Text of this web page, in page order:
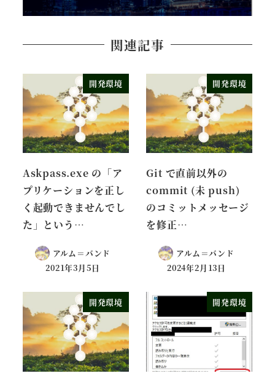
関連記事
開発環境
Askpass.exe の「ア
プリケーションを正し
く起動できませんでし
た」という…
アルム＝バンド
2021年3月5日
開発環境
Git で直前以外の
commit (未 push)
のコミットメッセージ
を修正…
アルム＝バンド
2024年2月13日
開発環境 開発環境